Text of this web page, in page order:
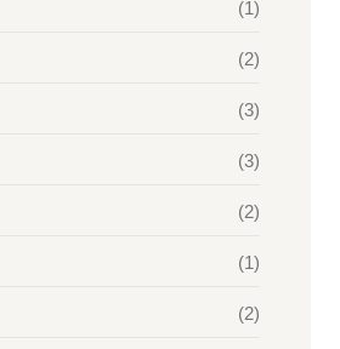
(1)
(2)
(3)
(3)
(2)
(1)
(2)